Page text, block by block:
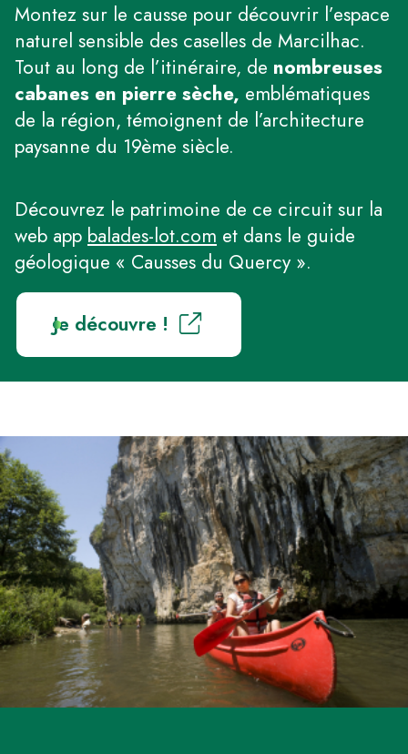
Montez sur le causse pour découvrir l’espace
naturel sensible des caselles de Marcilhac.
Tout au long de l’itinéraire, de nombreuses
cabanes en pierre sèche, emblématiques
de la région, témoignent de l’architecture
paysanne du 19ème siècle.
Découvrez le patrimoine de ce circuit sur la
web app balades-lot.com et dans le guide
géologique « Causses du Quercy ».
Je découvre !